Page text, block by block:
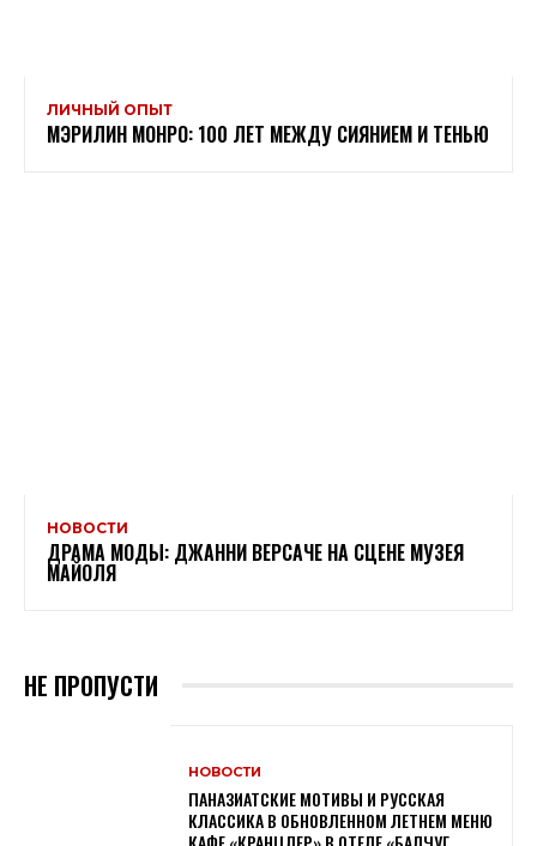
ЛИЧНЫЙ ОПЫТ
МЭРИЛИН МОНРО: 100 ЛЕТ МЕЖДУ СИЯНИЕМ И ТЕНЬЮ
НОВОСТИ
ДРАМА МОДЫ: ДЖАННИ ВЕРСАЧЕ НА СЦЕНЕ МУЗЕЯ
МАЙОЛЯ
НЕ ПРОПУСТИ
НОВОСТИ
ПАНАЗИАТСКИЕ МОТИВЫ И РУССКАЯ
КЛАССИКА В ОБНОВЛЕННОМ ЛЕТНЕМ МЕНЮ